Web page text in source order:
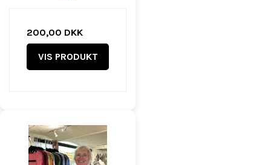
200,00 DKK
VIS PRODUKT